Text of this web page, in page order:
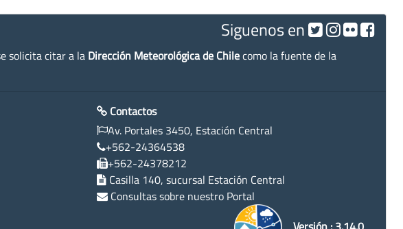
Siguenos en
solicita citar a la Dirección Meteorológica de Chilecomo la fuente de la
Contactos
Av. Portales 3450, Estación Central
+562-24364538
+562-24378212
Casilla 140, sucursal Estación Central
Consultas sobre nuestro Portal